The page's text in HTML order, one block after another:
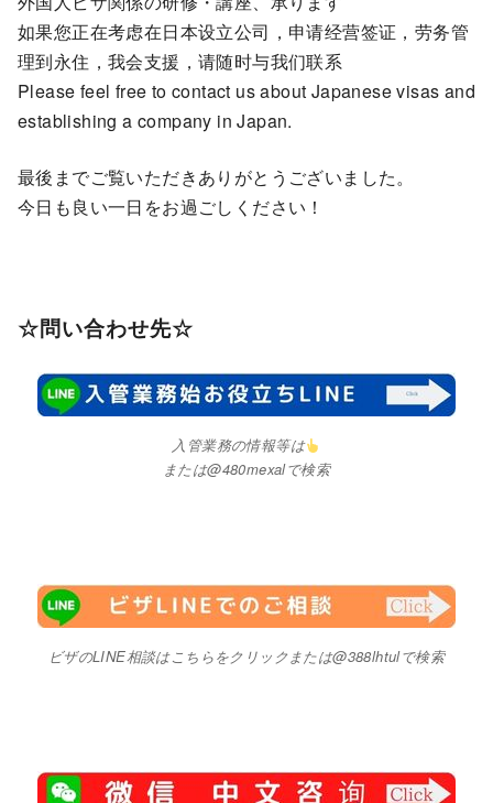
如果您正在考虑在日本设立公司，申请经营签证，劳务管
理到永住，我会支援，请随时与我们联系
Please feel free to contact us about Japanese visas and
establishing a company in Japan.
最後までご覧いただきありがとうございました。
今日も良い一日をお過ごしください！
☆問い合わせ先☆
入管業務の情報等は
または@480mexalで検索
ビザのLINE相談はこちらをクリックまたは@388lhtulで検索